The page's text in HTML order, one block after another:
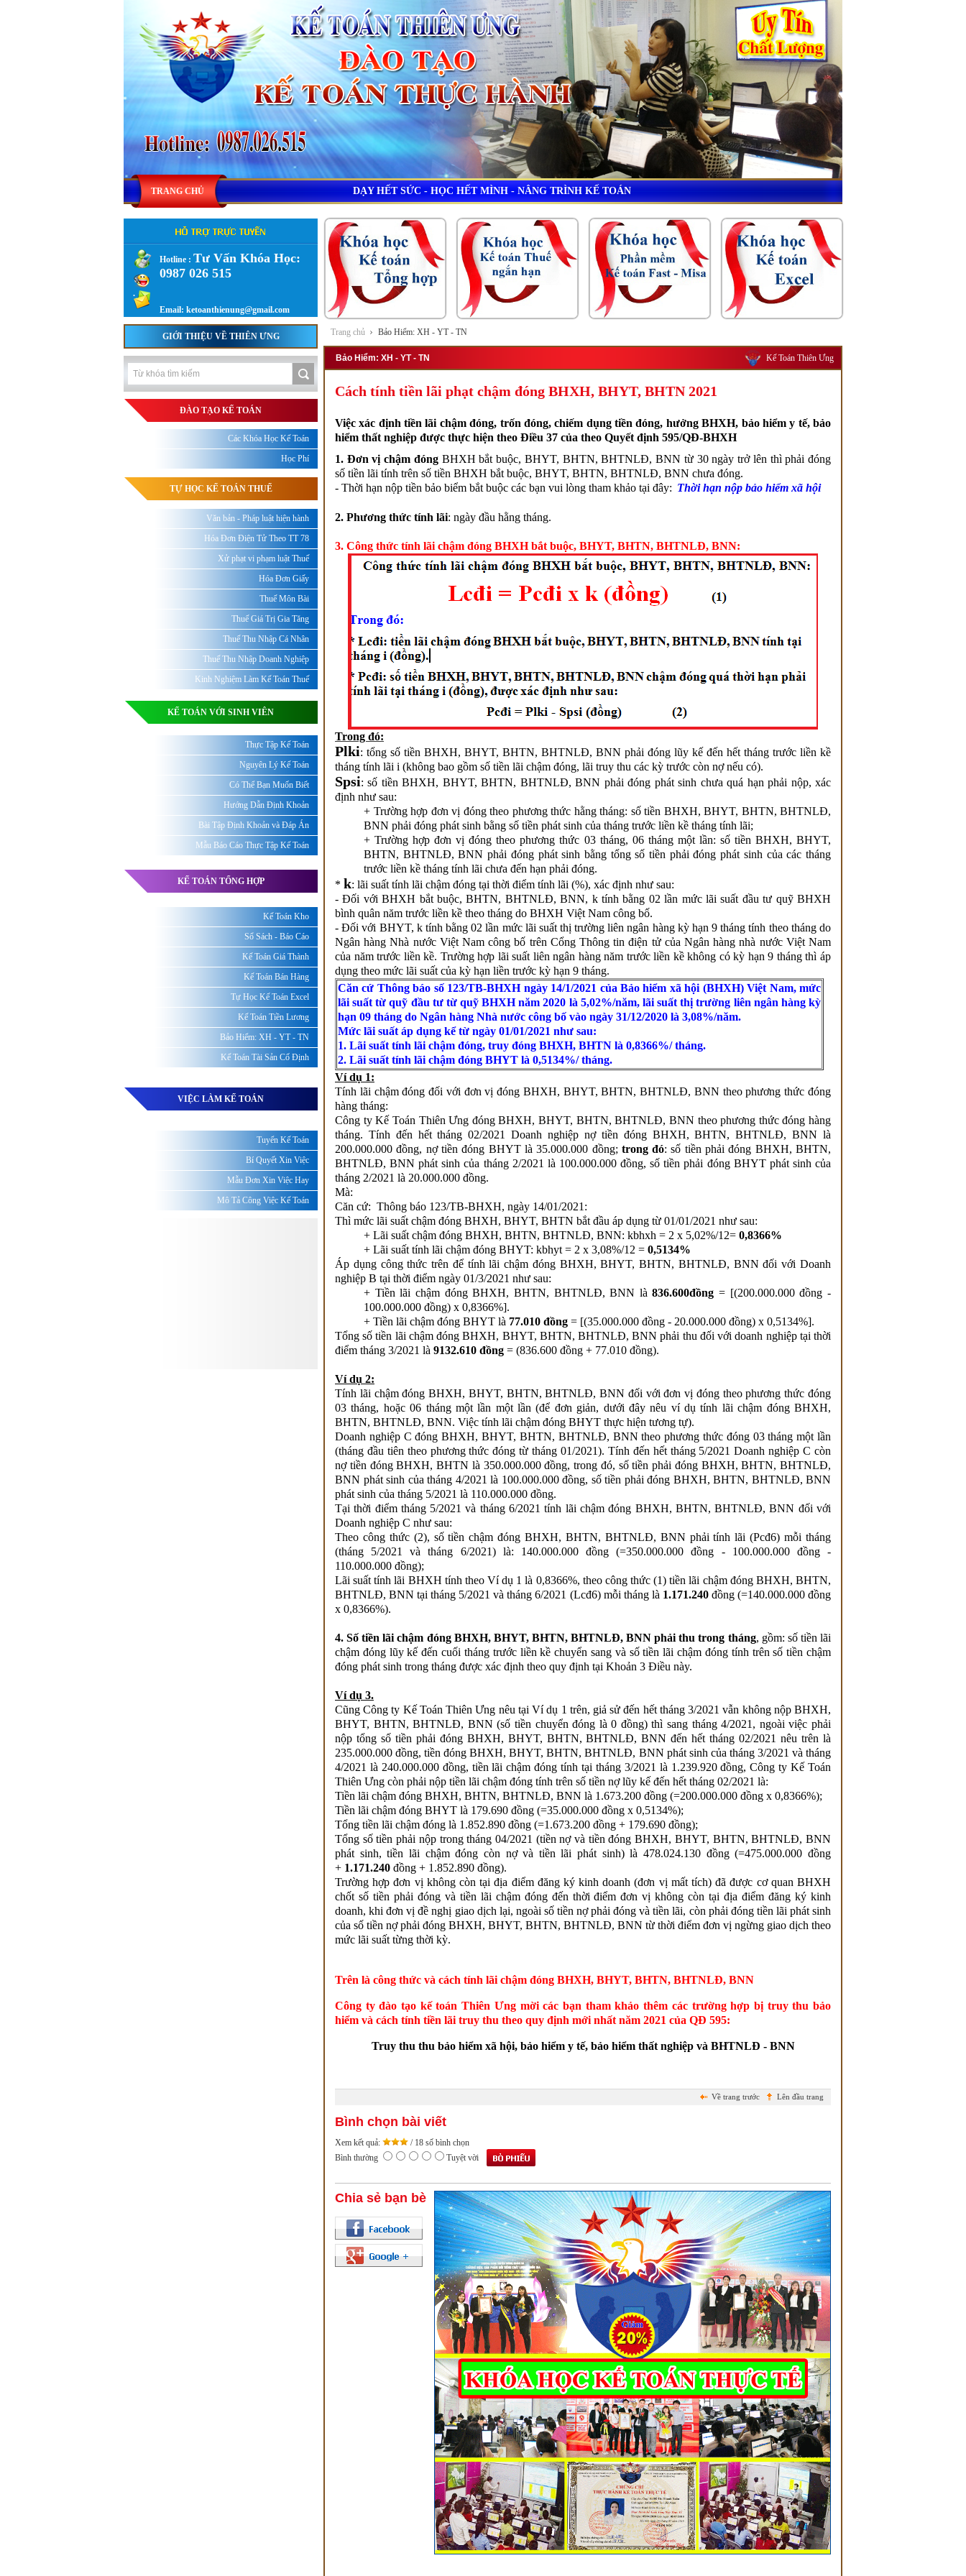
DẠY HẾT SỨC - HỌC HẾT MÌNH - NÂNG TRÌNH KẾ TOÁN
TRANG CHỦ
Trang chủ Bảo Hiểm: XH - YT - TN
Bảo Hiểm: XH - YT - TN Kế Toán Thiên Ưng
Cách tính tiền lãi phạt chậm đóng BHXH, BHYT, BHTN 2021
Việc xác định tiền lãi chậm đóng, trốn đóng, chiếm dụng tiền đóng, hưởng BHXH, bảo hiểm y tế, bảo
hiểm thất nghiệp được thực hiện theo Điều 37 của theo Quyết định 595/QĐ-BHXH
1. Đơn vị chậm đóngBHXH bắt buộc, BHYT, BHTN, BHTNLĐ, BNN từ 30 ngày trở lên thì phải đóng
số tiền lãi tính trên số tiền BHXH bắt buộc, BHYT, BHTN, BHTNLĐ, BNN chưa đóng.
- Thời hạn nộp tiền bảo biểm bắt buộc các bạn vui lòng tham khảo tại đây: Thời hạn nộp bảo hiểm xã hội
2. Phương thức tính lãi: ngày đầu hằng tháng.
3. Công thức tính lãi chậm đóng BHXH bắt buộc, BHYT, BHTN, BHTNLĐ, BNN:
Trong đó:
Plki: tổng số tiền BHXH, BHYT, BHTN, BHTNLĐ, BNN phải đóng lũy kế đến hết tháng trước liền kề
tháng tính lãi i (không bao gồm số tiền lãi chậm đóng, lãi truy thu các kỳ trước còn nợ nếu có).
Spsi: số tiền BHXH, BHYT, BHTN, BHTNLĐ, BNN phải đóng phát sinh chưa quá hạn phải nộp, xác
định như sau:
+ Trường hợp đơn vị đóng theo phương thức hằng tháng: số tiền BHXH, BHYT, BHTN, BHTNLĐ,
BNN phải đóng phát sinh bằng số tiền phát sinh của tháng trước liền kề tháng tính lãi;
+ Trường hợp đơn vị đóng theo phương thức 03 tháng, 06 tháng một lần: số tiền BHXH, BHYT,
BHTN, BHTNLĐ, BNN phải đóng phát sinh bằng tổng số tiền phải đóng phát sinh của các tháng
trước liền kề tháng tính lãi chưa đến hạn phải đóng.
* k: lãi suất tính lãi chậm đóng tại thời điểm tính lãi (%), xác định như sau:
- Đối với BHXH bắt buộc, BHTN, BHTNLĐ, BNN, k tính bằng 02 lần mức lãi suất đầu tư quỹ BHXH
bình quân năm trước liền kề theo tháng do BHXH Việt Nam công bố.
- Đối với BHYT, k tính bằng 02 lần mức lãi suất thị trường liên ngân hàng kỳ hạn 9 tháng tính theo tháng do
Ngân hàng Nhà nước Việt Nam công bố trên Cổng Thông tin điện tử của Ngân hàng nhà nước Việt Nam
của năm trước liền kề. Trường hợp lãi suất liên ngân hàng năm trước liền kề không có kỳ hạn 9 tháng thì áp
dụng theo mức lãi suất của kỳ hạn liền trước kỳ hạn 9 tháng.
Căn cứ Thông báo số 123/TB-BHXH ngày 14/1/2021 của Bảo hiểm xã hội (BHXH) Việt Nam, mức
lãi suất từ quỹ đầu tư từ quỹ BHXH năm 2020 là 5,02%/năm, lãi suất thị trường liên ngân hàng kỳ
hạn 09 tháng do Ngân hàng Nhà nước công bố vào ngày 31/12/2020 là 3,08%/năm.
Mức lãi suất áp dụng kể từ ngày 01/01/2021 như sau:
1. Lãi suất tính lãi chậm đóng, truy đóng BHXH, BHTN là 0,8366%/ tháng.
2. Lãi suất tính lãi chậm đóng BHYT là 0,5134%/ tháng.
Ví dụ 1:
Tính lãi chậm đóng đối với đơn vị đóng BHXH, BHYT, BHTN, BHTNLĐ, BNN theo phương thức đóng
hàng tháng:
Công ty Kế Toán Thiên Ưng đóng BHXH, BHYT, BHTN, BHTNLĐ, BNN theo phương thức đóng hàng
tháng. Tính đến hết tháng 02/2021 Doanh nghiệp nợ tiền đóng BHXH, BHTN, BHTNLĐ, BNN là
200.000.000 đồng, nợ tiền đóng BHYT là 35.000.000 đồng; trong đó: số tiền phải đóng BHXH, BHTN,
BHTNLĐ, BNN phát sinh của tháng 2/2021 là 100.000.000 đồng, số tiền phải đóng BHYT phát sinh của
tháng 2/2021 là 20.000.000 đồng.
Mà:
Căn cứ: Thông báo 123/TB-BHXH, ngày 14/01/2021:
Thì mức lãi suất chậm đóng BHXH, BHYT, BHTN bắt đầu áp dụng từ 01/01/2021 như sau:
+ Lãi suất chậm đóng BHXH, BHTN, BHTNLĐ, BNN: kbhxh = 2 x 5,02%/12= 0,8366%
+ Lãi suất tính lãi chậm đóng BHYT: kbhyt = 2 x 3,08%/12 = 0,5134%
Áp dụng công thức trên để tính lãi chậm đóng BHXH, BHYT, BHTN, BHTNLĐ, BNN đối với Doanh
nghiệp B tại thời điểm ngày 01/3/2021 như sau:
+ Tiền lãi chậm đóng BHXH, BHTN, BHTNLĐ, BNN là836.600đồng = [(200.000.000 đồng -
100.000.000 đồng) x 0,8366%].
+ Tiền lãi chậm đóng BHYT là 77.010 đồng = [(35.000.000 đồng - 20.000.000 đồng) x 0,5134%].
Tổng số tiền lãi chậm đóng BHXH, BHYT, BHTN, BHTNLĐ, BNN phải thu đối với doanh nghiệp tại thời
điểm tháng 3/2021 là 9132.610 đồng = (836.600 đồng + 77.010 đồng).
Ví dụ 2:
Tính lãi chậm đóng BHXH, BHYT, BHTN, BHTNLĐ, BNN đối với đơn vị đóng theo phương thức đóng
03 tháng, hoặc 06 tháng một lần một lần (để đơn giản, dưới đây nêu ví dụ tính lãi chậm đóng BHXH,
BHTN, BHTNLĐ, BNN. Việc tính lãi chậm đóng BHYT thực hiện tương tự).
Doanh nghiệp C đóng BHXH, BHYT, BHTN, BHTNLĐ, BNN theo phương thức đóng 03 tháng một lần
(tháng đầu tiên theo phương thức đóng từ tháng 01/2021). Tính đến hết tháng 5/2021 Doanh nghiệp C còn
nợ tiền đóng BHXH, BHTN là 350.000.000 đồng, trong đó, số tiền phải đóng BHXH, BHTN, BHTNLĐ,
BNN phát sinh của tháng 4/2021 là 100.000.000 đồng, số tiền phải đóng BHXH, BHTN, BHTNLĐ, BNN
phát sinh của tháng 5/2021 là 110.000.000 đồng.
Tại thời điểm tháng 5/2021 và tháng 6/2021 tính lãi chậm đóng BHXH, BHTN, BHTNLĐ, BNN đối với
Doanh nghiệp C như sau:
Theo công thức (2), số tiền chậm đóng BHXH, BHTN, BHTNLĐ, BNN phải tính lãi (Pcđ6) mỗi tháng
(tháng 5/2021 và tháng 6/2021) là: 140.000.000 đồng (=350.000.000 đồng - 100.000.000 đồng -
110.000.000 đồng);
Lãi suất tính lãi BHXH tính theo Ví dụ 1 là 0,8366%, theo công thức (1) tiền lãi chậm đóng BHXH, BHTN,
BHTNLĐ, BNN tại tháng 5/2021 và tháng 6/2021 (Lcđ6) mỗi tháng là 1.171.240đồng (=140.000.000 đồng
x 0,8366%).
4. Số tiền lãi chậm đóng BHXH, BHYT, BHTN, BHTNLĐ, BNN phải thu trong tháng, gồm: số tiền lãi
chậm đóng lũy kế đến cuối tháng trước liền kề chuyển sang và số tiền lãi chậm đóng tính trên số tiền chậm
đóng phát sinh trong tháng được xác định theo quy định tại Khoản 3 Điều này.
Ví dụ 3.
Cũng Công ty Kế Toán Thiên Ưng nêu tại Ví dụ 1 trên, giả sử đến hết tháng 3/2021 vẫn không nộp BHXH,
BHYT, BHTN, BHTNLĐ, BNN (số tiền chuyển đóng là 0 đồng) thì sang tháng 4/2021, ngoài việc phải
nộp tổng số tiền phải đóng BHXH, BHYT, BHTN, BHTNLĐ, BNN đến hết tháng 02/2021 nêu trên là
235.000.000 đồng, tiền đóng BHXH, BHYT, BHTN, BHTNLĐ, BNN phát sinh của tháng 3/2021 và tháng
4/2021 là 240.000.000 đồng, tiền lãi chậm đóng tính tại tháng 3/2021 là 1.239.920 đồng,Công ty Kế Toán
Thiên Ưng còn phải nộp tiền lãi chậm đóng tính trên số tiền nợ lũy kế đến hết tháng 02/2021 là:
Tiền lãi chậm đóng BHXH, BHTN, BHTNLĐ, BNN là 1.673.200 đồng (=200.000.000 đồng x 0,8366%);
Tiền lãi chậm đóng BHYT là 179.690 đồng (=35.000.000 đồng x 0,5134%);
Tổng tiền lãi chậm đóng là 1.852.890 đồng (=1.673.200 đồng + 179.690 đồng);
Tổng số tiền phải nộp trong tháng 04/2021 (tiền nợ và tiền đóng BHXH, BHYT, BHTN, BHTNLĐ, BNN
phát sinh, tiền lãi chậm đóng còn nợ và tiền lãi phát sinh) là 478.024.130 đồng (=475.000.000 đồng
+ 1.171.240 đồng + 1.852.890 đồng).
Trường hợp đơn vị không còn tại địa điểm đăng ký kinh doanh (đơn vị mất tích) đã được cơ quan BHXH
chốt số tiền phải đóng và tiền lãi chậm đóng đến thời điểm đơn vị không còn tại địa điểm đăng ký kinh
doanh, khi đơn vị đề nghị giao dịch lại, ngoài số tiền nợ phải đóng và tiền lãi, còn phải đóng tiền lãi phát sinh
của số tiền nợ phải đóng BHXH, BHYT, BHTN, BHTNLĐ, BNN từ thời điểm đơn vị ngừng giao dịch theo
mức lãi suất từng thời kỳ.
Trên là công thức và cách tính lãi chậm đóng BHXH, BHYT, BHTN, BHTNLĐ, BNN
Công ty đào tạo kế toán Thiên Ưng mời các bạn tham khảo thêm các trường hợp bị truy thu bảo
hiểm và cách tính tiền lãi truy thu theo quy định mới nhất năm 2021 của QĐ 595:
Truy thu thu bảo hiểm xã hội, bảo hiểm y tế, bảo hiểm thất nghiệp và BHTNLĐ - BNN
Lên đầu trang
Về trang trước
Bình chọn bài viết
Xem kết quả:
/ 18 số bình chọn
Bình thường
Tuyệt vời
Chia sẻ bạn bè
Hotline : Tư Vấn Khóa Học:
0987 026 515
.
Email: ketoanthienung@gmail.com
GIỚI THIỆU VỀ THIÊN ƯNG
ĐÀO TẠO KẾ TOÁN
Các Khóa Học Kế Toán
Học Phí
TỰ HỌC KẾ TOÁN THUẾ
Văn bản - Pháp luật hiện hành
Hóa Đơn Điện Tử Theo TT 78
Xử phạt vi phạm luật Thuế
Hóa Đơn Giấy
Thuế Môn Bài
Thuế Giá Trị Gia Tăng
Thuế Thu Nhập Cá Nhân
Thuế Thu Nhập Doanh Nghiệp
Kinh Nghiệm Làm Kế Toán Thuế
KẾ TOÁN VỚI SINH VIÊN
Thực Tập Kế Toán
Nguyên Lý Kế Toán
Có Thể Bạn Muốn Biết
Hướng Dẫn Định Khoản
Bài Tập Định Khoản và Đáp Án
Mẫu Báo Cáo Thực Tập Kế Toán
KẾ TOÁN TỔNG HỢP
Kế Toán Kho
Sổ Sách - Báo Cáo
Kế Toán Giá Thành
Kế Toán Bán Hàng
Tự Học Kế Toán Excel
Kế Toán Tiền Lương
Bảo Hiểm: XH - YT - TN
Kế Toán Tài Sản Cố Định
VIỆC LÀM KẾ TOÁN
Tuyển Kế Toán
Bí Quyết Xin Việc
Mẫu Đơn Xin Việc Hay
Mô Tả Công Việc Kế Toán